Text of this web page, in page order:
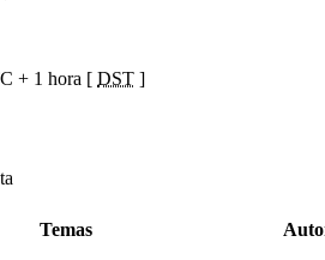
+ 1 hora [ DST ]
Temas